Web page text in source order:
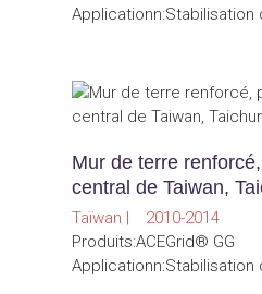
Applicationn:Stabilisation
Mur de terre
central de Taiwan,
Taïwan | 2010-2014
Produits:ACEGrid® GG
Applicationn:Stabilisation